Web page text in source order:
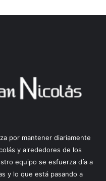
por mantener diariamente
y alrededores de los
equipo se esfuerza día a
y lo que está pasando a